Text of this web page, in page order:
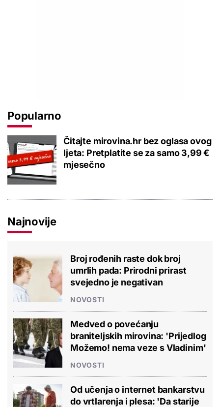
Popularno
Čitajte mirovina.hr bez oglasa ovog
ljeta: Pretplatite se za samo 3,99 €
mjesečno
Najnovije
Broj rođenih raste dok broj
umrlih pada: Prirodni prirast
svejedno je negativan
NOVOSTI
Medved o povećanju
braniteljskih mirovina: 'Prijedlog
Možemo! nema veze s Vladinim'
NOVOSTI
Od učenja o internet bankarstvu
do vrtlarenja i plesa: 'Da starije